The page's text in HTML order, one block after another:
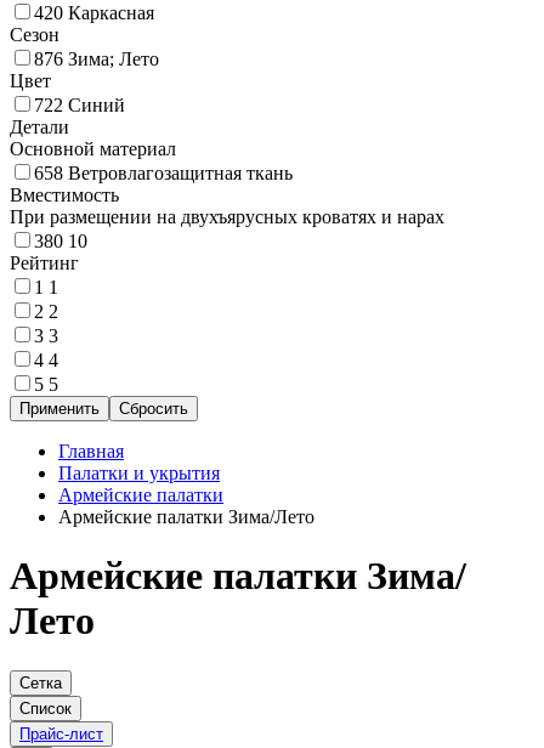
420 Каркасная
Сезон
876 Зима; Лето
Цвет
722 Синий
Детали
Основной материал
658 Ветровлагозащитная ткань
Вместимость
При размещении на двухъярусных кроватях и нарах
380 10
Рейтинг
1 1
2 2
3 3
4 4
5 5
Главная
Палатки и укрытия
Армейские палатки
Армейские палатки Зима/Лето
Армейские палатки Зима/
Лето
Сетка
Список
Прайс-лист